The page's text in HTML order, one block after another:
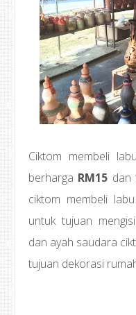
Ciktom membeli
berharga RM15 dan
ciktom membeli
untuk tujuan
dan ayah saudara
tujuan dekorasi